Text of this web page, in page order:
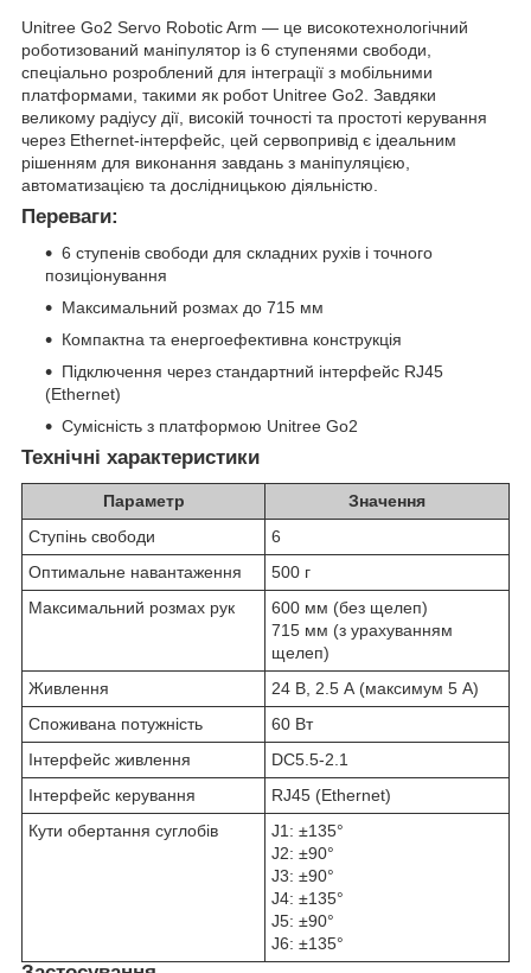
Unitree Go2 Servo Robotic Arm — це високотехнологічний
роботизований маніпулятор із 6 ступенями свободи,
спеціально розроблений для інтеграції з мобільними
платформами, такими як робот Unitree Go2. Завдяки
великому радіусу дії, високій точності та простоті керування
через Ethernet-інтерфейс, цей сервопривід є ідеальним
рішенням для виконання завдань з маніпуляцією,
автоматизацією та дослідницькою діяльністю.
Переваги:
6 ступенів свободи для складних рухів і точного
позиціонування
Максимальний розмах до 715 мм
Компактна та енергоефективна конструкція
Підключення через стандартний інтерфейс RJ45
(Ethernet)
Сумісність з платформою Unitree Go2
Технічні характеристики
Параметр
Значення
Ступінь свободи
6
Оптимальне навантаження
500 г
Максимальний розмах рук
600 мм (без щелеп)
715 мм (з урахуванням
щелеп)
Живлення
24 В, 2.5 А (максимум 5 А)
Споживана потужність
60 Вт
Інтерфейс живлення
DC5.5-2.1
Інтерфейс керування
RJ45 (Ethernet)
Кути обертання суглобів
J1: ±135°
J2: ±90°
J3: ±90°
J4: ±135°
J5: ±90°
J6: ±135°